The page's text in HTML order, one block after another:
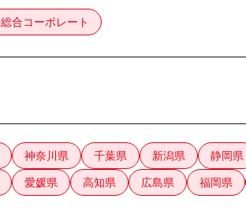
総合コーポレート
神奈川県 千葉県 新潟県 静岡県
愛媛県 高知県 広島県 福岡県